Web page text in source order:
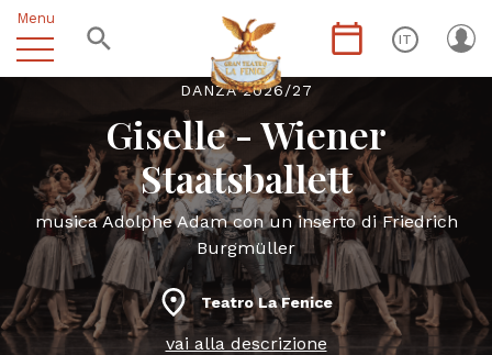
Menu
IT
DANZA 2026/27
Giselle - Wiener
Staatsballett
musica Adolphe Adam con un inserto di Friedrich
Burgmüller
Teatro La Fenice
vai alla descrizione